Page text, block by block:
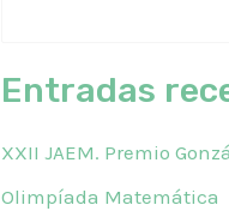
Entradas
XXII JAEM. Premio
Olimpíada Matemática